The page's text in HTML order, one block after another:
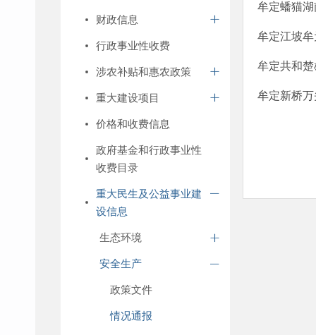
财政信息
行政事业性收费
涉农补贴和惠农政策
重大建设项目
价格和收费信息
政府基金和行政事业性
收费目录
重大民生及公益事业建
设信息
生态环境
安全生产
政策文件
情况通报
牟定蟠猫湖
牟定江坡牟
牟定共和楚
牟定新桥万